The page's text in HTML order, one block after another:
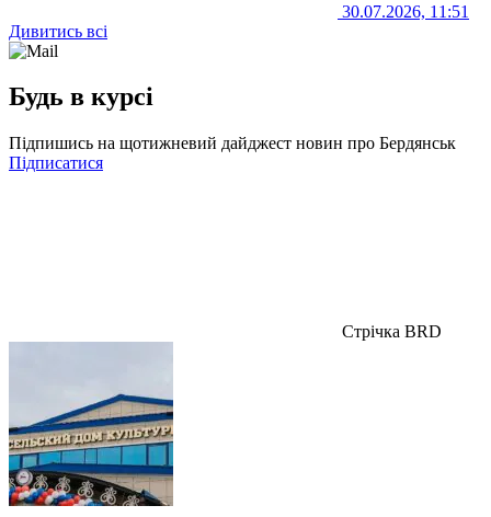
30.07.2026, 11:51
Дивитись всі
Будь в курсі
Підпишись на щотижневий дайджест новин про Бердянськ
Підписатися
Стрічка BRD